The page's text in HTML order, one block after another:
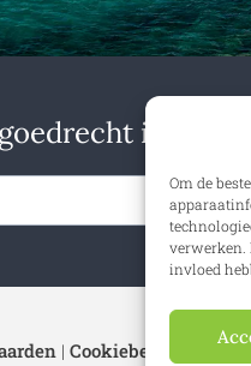
Om de
verwerken.
invloed
in
| Cookiebeleid